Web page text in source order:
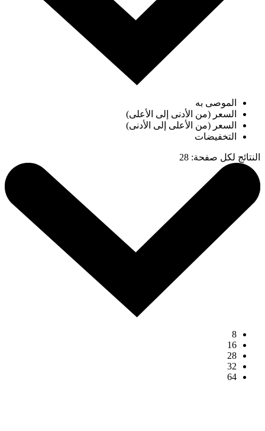
الموصى به
السعر (من الأدنى إلى الأعلى)
السعر (من الأعلى إلى الأدنى)
التخفيضات
النتائج لكل صفحة:
28
8
16
28
32
64